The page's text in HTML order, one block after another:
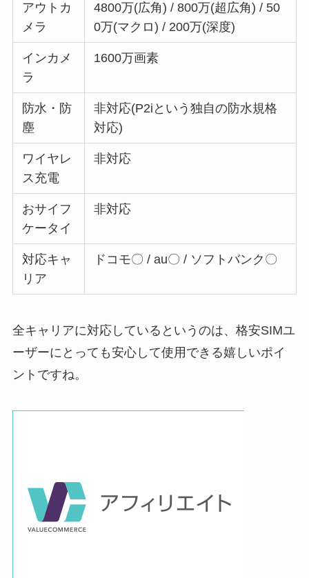
アウトカ
メラ
4800万(広角) / 800万(超広角) / 50
0万(マクロ) / 200万(深度)
インカメ
ラ
1600万画素
防水・防
塵
非対応(P2iという独自の防水規格
対応)
ワイヤレ
ス充電
非対応
おサイフ
ケータイ
非対応
対応キャ
リア
ドコモ〇 / au〇 / ソフトバンク〇
全キャリアに対応している というのは、格安SIMユ
ーザーにとっても安心して使用できる嬉しいポイ
ントですね。